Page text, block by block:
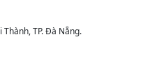
Thành, TP. Đà Nẵng.